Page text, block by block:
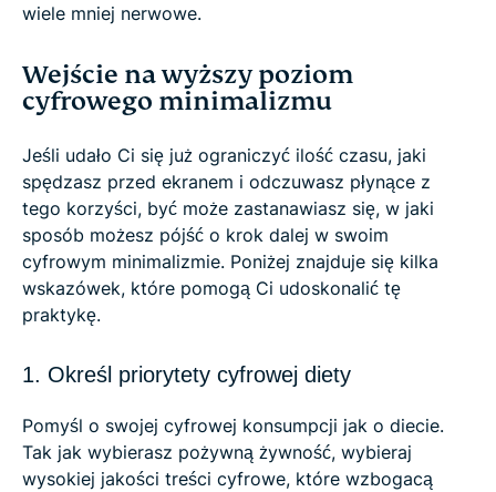
wiele mniej nerwowe.
Wejście na wyższy poziom
cyfrowego minimalizmu
Jeśli udało Ci się już ograniczyć ilość czasu, jaki
spędzasz przed ekranem i odczuwasz płynące z
tego korzyści, być może zastanawiasz się, w jaki
sposób możesz pójść o krok dalej w swoim
cyfrowym minimalizmie. Poniżej znajduje się kilka
wskazówek, które pomogą Ci udoskonalić tę
praktykę.
1. Określ priorytety cyfrowej diety
Pomyśl o swojej cyfrowej konsumpcji jak o diecie.
Tak jak wybierasz pożywną żywność, wybieraj
wysokiej jakości treści cyfrowe, które wzbogacą